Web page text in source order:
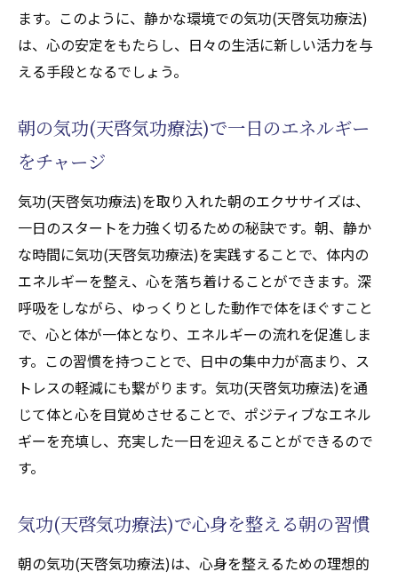
体の疲れを取るための気功(天啓気功療法)動
作
気功(天啓気功療法)でリフレッシュするため
気功(天啓気功療法)を通じた心身のリフレッ
シュ術
エクササイズ
気功(天啓気功療法)を日常に取り入れて新しい
活力を得る秘訣
日常生活で気功(天啓気功療法)を習慣化する
方法
気功(天啓気功療法)のエクササイズを日々の
ルーチンに組み込む
気功(天啓気功療法)で毎日に活力を与える
忙しい日常で気功(天啓気功療法)を続けるコ
イルの提案
気功(天啓気功療法)で得られる新しいエネル
ます。このように、静かな環境での気功(天啓気功療法)
は、心の安定をもたらし、日々の生活に新しい活力を与
える手段となるでしょう。
朝の気功(天啓気功療法)で一日のエネルギー
をチャージ
気功(天啓気功療法)を取り入れた朝のエクササイズは、
一日のスタートを力強く切るための秘訣です。朝、静か
な時間に気功(天啓気功療法)を実践することで、体内の
エネルギーを整え、心を落ち着けることができます。深
呼吸をしながら、ゆっくりとした動作で体をほぐすこと
で、心と体が一体となり、エネルギーの流れを促進しま
す。この習慣を持つことで、日中の集中力が高まり、ス
トレスの軽減にも繋がります。気功(天啓気功療法)を通
じて体と心を目覚めさせることで、ポジティブなエネル
ギーを充填し、充実した一日を迎えることができるので
す。
気功(天啓気功療法)で心身を整える朝の習慣
朝の気功(天啓気功療法)は、心身を整えるための理想的